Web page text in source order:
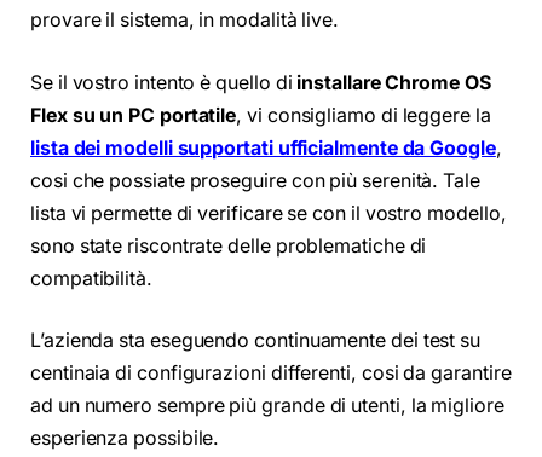
provare il sistema, in modalità live.
Se il vostro intento è quello di installare Chrome OS
Flex su un PC portatile, vi consigliamo di leggere la
lista dei modelli supportati ufficialmente da Google,
cosi che possiate proseguire con più serenità. Tale
lista vi permette di verificare se con il vostro modello,
sono state riscontrate delle problematiche di
compatibilità.
L’azienda sta eseguendo continuamente dei test su
centinaia di configurazioni differenti, cosi da garantire
ad un numero sempre più grande di utenti, la migliore
esperienza possibile.